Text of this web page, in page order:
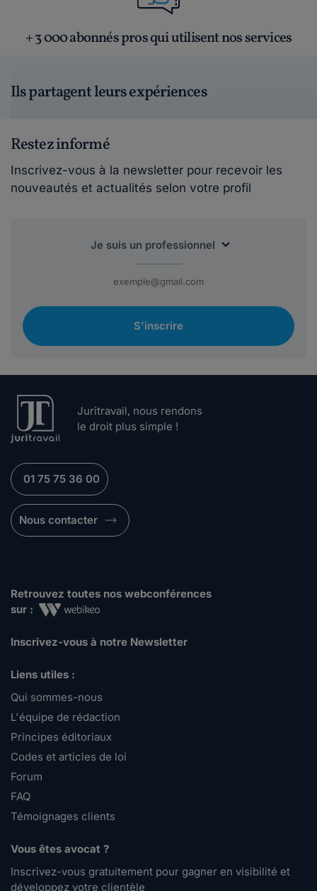
+ 3 000 abonnés pros qui utilisent nos services
Ils partagent leurs expériences
Restez informé
Inscrivez-vous à la newsletter pour recevoir les
nouveautés et actualités selon votre profil
S'inscrire
Juritravail, nous rendons
le droit plus simple !
01 75 75 36 00
Nous contacter
Retrouvez toutes nos webconférences
sur :
Inscrivez-vous à notre Newsletter
Liens utiles :
Qui sommes-nous
L'équipe de rédaction
Principes éditoriaux
Codes et articles de loi
Forum
FAQ
Témoignages clients
Vous êtes avocat ?
Inscrivez-vous gratuitement pour gagner en visibilité et
développez votre clientèle